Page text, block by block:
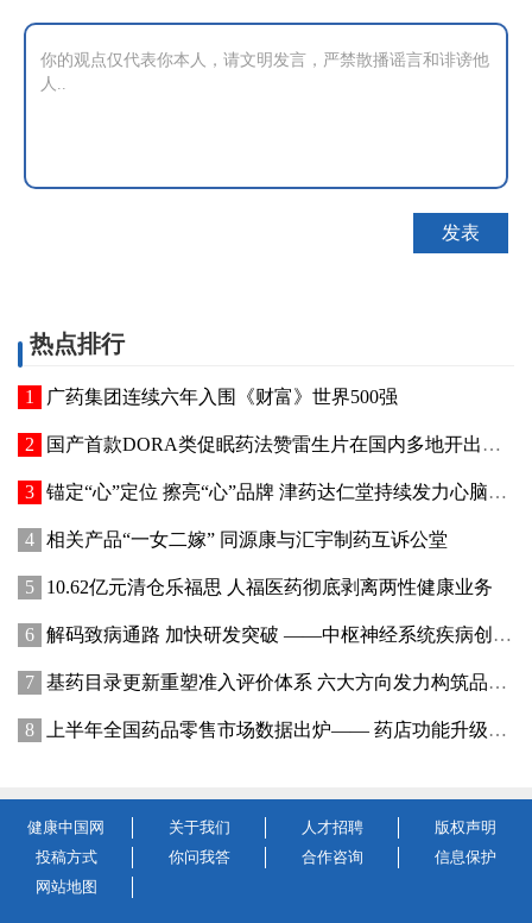
热点排行
广药集团连续六年入围《财富》世界500强
国产首款DORA类促眠药法赞雷生片在国内多地开出首张处方
锚定“心”定位 擦亮“心”品牌 津药达仁堂持续发力心脑健康赛道
相关产品“一女二嫁” 同源康与汇宇制药互诉公堂
10.62亿元清仓乐福思 人福医药彻底剥离两性健康业务
解码致病通路 加快研发突破 ——中枢神经系统疾病创新疗法前沿进展与市场洞察
基药目录更新重塑准入评价体系 六大方向发力构筑品种竞争优势
上半年全国药品零售市场数据出炉—— 药店功能升级，药企渠道能力如何跟上？
健康中国网 关于我们 人才招聘
版权声明
投稿方式
你问我答 合作咨询
信息保护
网站地图